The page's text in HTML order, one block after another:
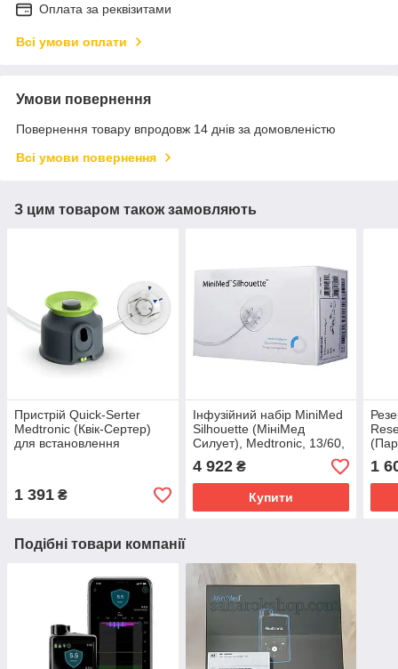
Оплата за реквізитами
Всі умови оплати
Умови повернення
Повернення товару впродовж 14 днів за домовленістю
Всі умови повернення
З цим товаром також замовляють
Пристрій Quick-Serter
Medtronic (Квік-Сертер)
для встановлення
1 391 ₴
Інфузійний набір MiniMed
Silhouette (МініМед
Силует), Medtronic, 13/60,
10 шт.
4 922₴
Купити
мл,
1
Подібні товари компанії